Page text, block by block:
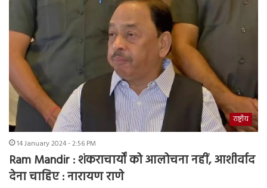
राष्ट्रीय
14 January 2024 - 2:56 PM
Ram Mandir : शंकराचार्यों को आलोचना नहीं, आशीर्वाद
देना चाहिए : नारायण राणे